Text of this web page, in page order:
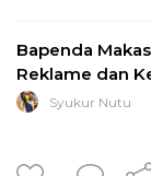
Bapenda
Reklame dan
Syukur Nutu